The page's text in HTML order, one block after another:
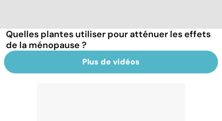
Quelles plantes utiliser pour atténuer les effets
de la ménopause ?
Plus de vidéos